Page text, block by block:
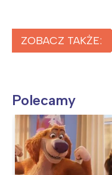
ZOBACZ TAKŻE:
Polecamy